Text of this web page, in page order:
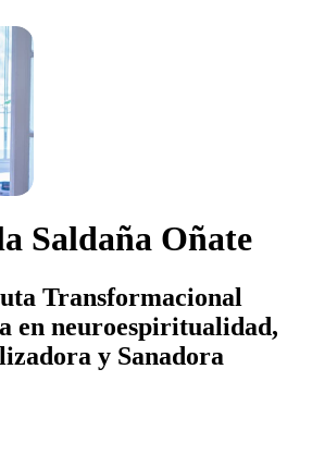
Saldaña Oñate
Transformacional
en neuroespiritualidad,
y Sanadora